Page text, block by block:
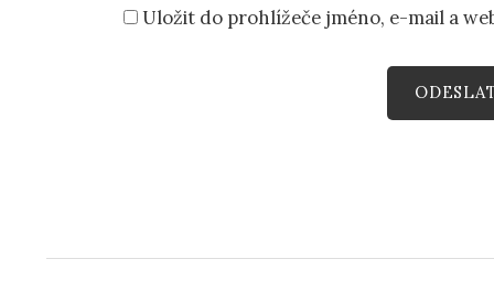
Uložit do prohlížeče jméno, e-mail a